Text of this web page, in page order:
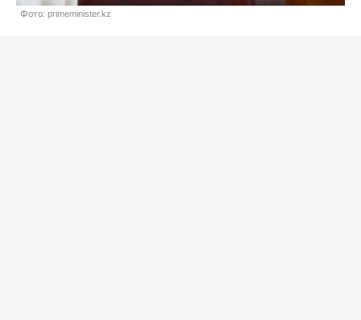
Фото: primeminister.kz